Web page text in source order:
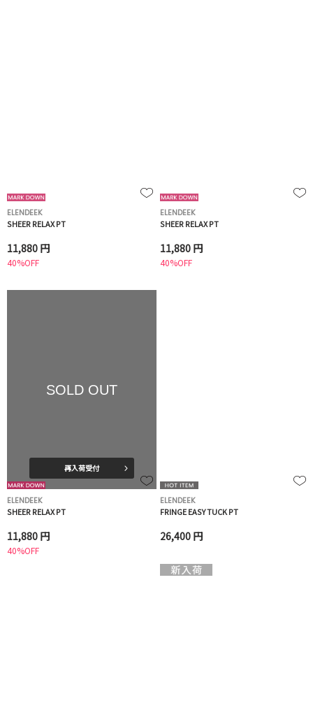
ELENDEEK
SHEER RELAX PT
11,880 円
40%OFF
ELENDEEK
SHEER RELAX PT
11,880 円
40%OFF
SOLD OUT
再入荷受付
ELENDEEK
SHEER RELAX PT
11,880 円
40%OFF
ELENDEEK
FRINGE EASY TUCK PT
26,400 円